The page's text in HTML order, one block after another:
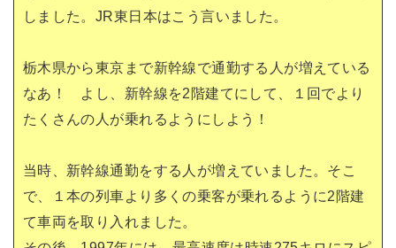
しました。JR東日本はこう言いました。
栃木県から東京まで新幹線で通勤する人が増えている
なあ！ よし、新幹線を2階建てにして、１回でより
たくさんの人が乗れるようにしよう！
当時、新幹線通勤をする人が増えていました。そこ
で、１本の列車より多くの乗客が乗れるように2階建
て車両を取り入れました。